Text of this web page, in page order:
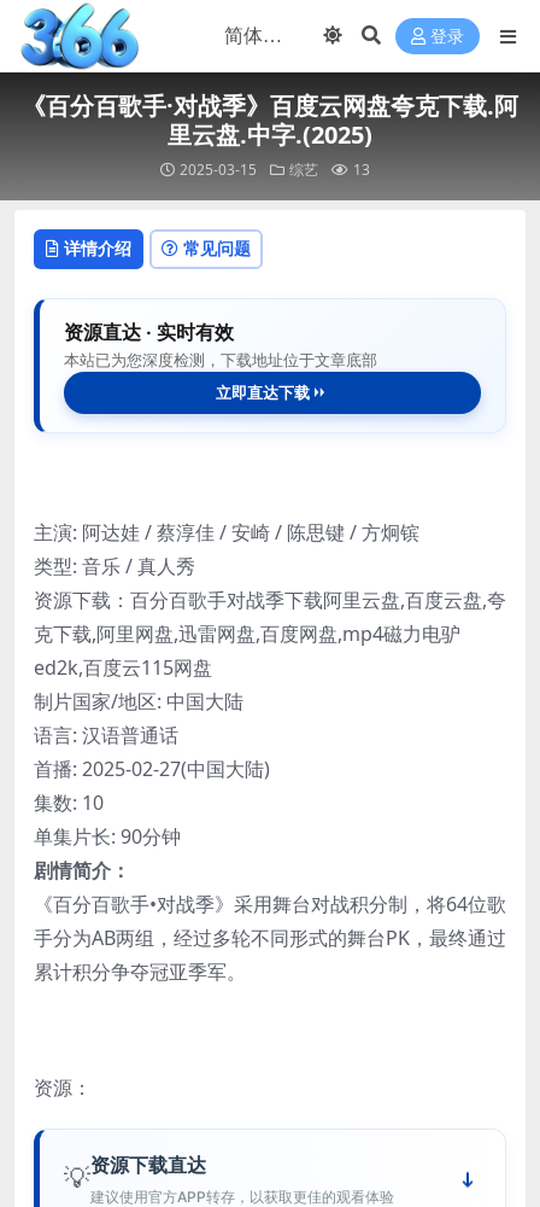
登录
《百分百歌手·对战季》百度云网盘夸克下载.阿
里云盘.中字.(2025)
2025-03-15 综艺 13
详情介绍 常见问题
资源直达 · 实时有效
本站已为您深度检测，下载地址位于文章底部
立即直达下载
主演: 阿达娃 / 蔡淳佳 / 安崎 / 陈思键 / 方炯镔
类型: 音乐 / 真人秀
资源下载：百分百歌手对战季下载阿里云盘,百度云盘,夸
克下载,阿里网盘,迅雷网盘,百度网盘,mp4磁力电驴
ed2k,百度云115网盘
制片国家/地区: 中国大陆
语言: 汉语普通话
首播: 2025-02-27(中国大陆)
集数: 10
单集片长: 90分钟
剧情简介：
《百分百歌手•对战季》采用舞台对战积分制，将64位歌
手分为AB两组，经过多轮不同形式的舞台PK，最终通过
累计积分争夺冠亚季军。
资源：
💡资源下载直达
建议使用官方APP转存，以获取更佳的观看体验